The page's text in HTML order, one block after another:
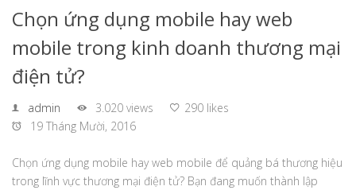
Chọn ứng dụng mobile hay web
mobile trong kinh doanh thương mại
điện tử?
admin 3.020 views
290 likes
19 Tháng Mười, 2016
Chọn ứng dụng mobile hay web mobile để quảng bá thương hiệu
trong lĩnh vực thương mại điện tử? Bạn đang muốn thành lập